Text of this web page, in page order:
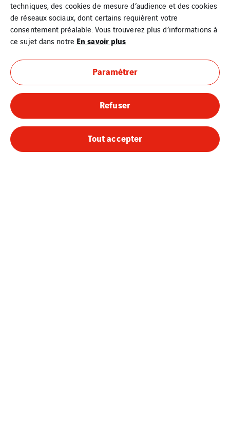
techniques, des cookies de mesure d’audience et des cookies
de réseaux sociaux, dont certains requièrent votre
consentement préalable. Vous trouverez plus d’informations à
ce sujet dans notre En savoir plus
Paramétrer
Refuser
Tout accepter